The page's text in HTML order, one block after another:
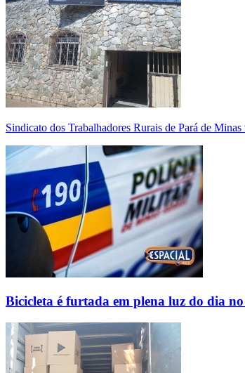
Sindicato dos Trabalhadores Rurais de Pará de
Bicicleta é furtada em plena luz do dia